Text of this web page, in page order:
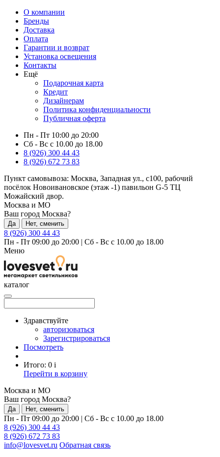
О компании
Бренды
Доставка
Оплата
Гарантии и возврат
Установка освещения
Контакты
Ещё
Подарочная карта
Кредит
Дизайнерам
Политика конфиденциальности
Публичная оферта
Пн - Пт 10:00 до 20:00
Сб - Вс с 10.00 до 18.00
8 (926) 300 44 43
8 (926) 672 73 83
Пункт самовывоза: Москва, Западная ул., с100, рабочий
посёлок Новоивановское (этаж -1) павильон G-5 ТЦ
Можайский двор.
Москва и МО
Ваш город Москва?
Да Нет, сменить
8 (926) 300 44 43
Пн - Пт 09:00 до 20:00 | Сб - Вс с 10.00 до 18.00
Меню
каталог
Здравствуйте
авторизоваться
Зарегистрироваться
Посмотреть
Итого: 0 i
Перейти в корзину
Москва и МО
Ваш город Москва?
Да Нет, сменить
Пн - Пт 09:00 до 20:00 | Сб - Вс с 10.00 до 18.00
8 (926) 300 44 43
8 (926) 672 73 83
info@lovesvet.ru Обратная связь